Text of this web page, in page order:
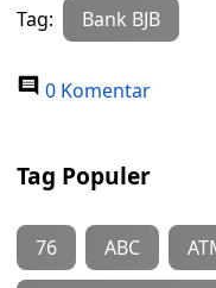
Tag: Bank BJB
0 Komentar
Tag Populer
76 ABC